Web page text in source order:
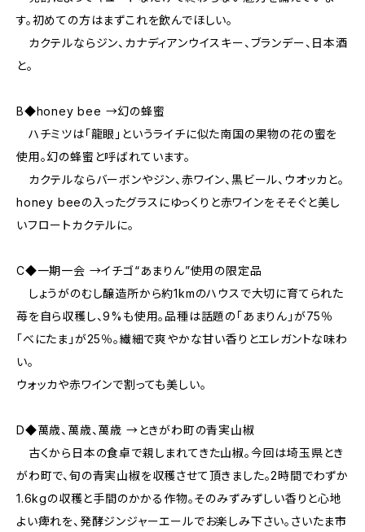
す。初めての方はまずこれを飲んでほしい。
カクテルならジン、カナディアンウイスキー、ブランデー、日本酒
と。
B◆honey bee →幻の蜂蜜
ハチミツは「龍眼」というライチに似た南国の果物の花の蜜を
使用。幻の蜂蜜と呼ばれています。
カクテルならバーボンやジン、赤ワイン、黒ビール、ウオッカと。
honey beeの入ったグラスにゆっくりと赤ワインをそそぐと美し
いフロートカクテルに。
C◆一期一会 →イチゴ“あまりん”使用の限定品
しょうがのむし醸造所から約1kmのハウスで大切に育てられた
苺を自ら収穫し、9%も使用。品種は話題の「あまりん」が75％
「べにたま」が25％。繊細で爽やかな甘い香りとエレガントな味わ
い。
ウォッカや赤ワインで割っても美しい。
D◆萬歳、萬歳、萬歳 →ときがわ町の青実山椒
古くから日本の食卓で親しまれてきた山椒。今回は埼玉県とき
がわ町で、旬の青実山椒を収穫させて頂きました。2時間でわずか
1.6kgの収穫と手間のかかる作物。そのみずみずしい香りと心地
よい痺れを、発酵ジンジャーエールでお楽しみ下さい。さいたま市